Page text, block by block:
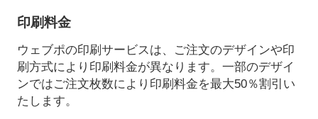
印刷料金
ウェブポの印刷サービスは、ご注文のデザインや印
刷方式により印刷料金が異なります。一部のデザイ
ンではご注文枚数により印刷料金を最大50％割引い
たします。